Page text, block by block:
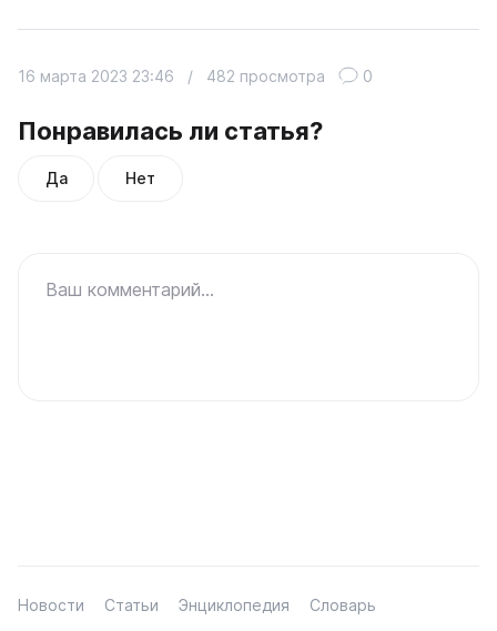
Понравилась ли статья?
Да Нет
16 марта 2023 23:46 / 482 просмотра 0
Ваш комментарий...
Новости Статьи Энциклопедия
Словарь